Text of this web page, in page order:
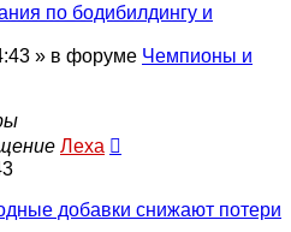
по бодибилдингу и
» в форуме Чемпионы и
Леха
добавки снижают потери